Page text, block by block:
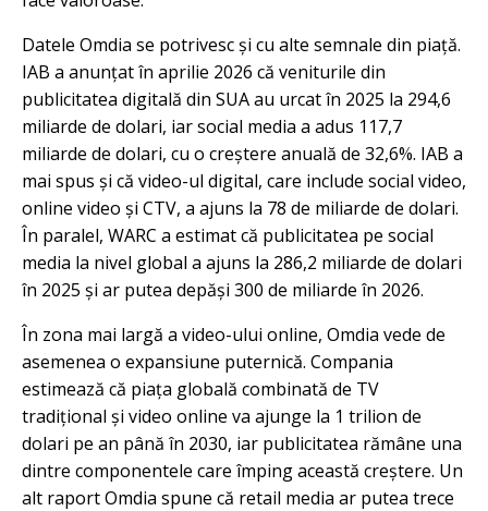
Datele Omdia se potrivesc și cu alte semnale din piață.
IAB a anunțat în aprilie 2026 că veniturile din
publicitatea digitală din SUA au urcat în 2025 la 294,6
miliarde de dolari, iar social media a adus 117,7
miliarde de dolari, cu o creștere anuală de 32,6%. IAB a
mai spus și că video-ul digital, care include social video,
online video și CTV, a ajuns la 78 de miliarde de dolari.
În paralel, WARC a estimat că publicitatea pe social
media la nivel global a ajuns la 286,2 miliarde de dolari
în 2025 și ar putea depăși 300 de miliarde în 2026.
În zona mai largă a video-ului online, Omdia vede de
asemenea o expansiune puternică. Compania
estimează că piața globală combinată de TV
tradițional și video online va ajunge la 1 trilion de
dolari pe an până în 2030, iar publicitatea rămâne una
dintre componentele care împing această creștere. Un
alt raport Omdia spune că retail media ar putea trece